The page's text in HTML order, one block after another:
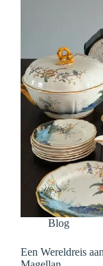
Blog
Een Wereldreis